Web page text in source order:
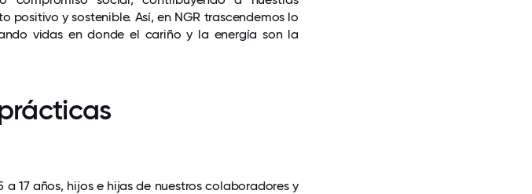
y sostenible. Así, en NGR trascendemos lo
vidas en donde el cariño y la energía son la
17 años, hijos e hijas de nuestros colaboradores y